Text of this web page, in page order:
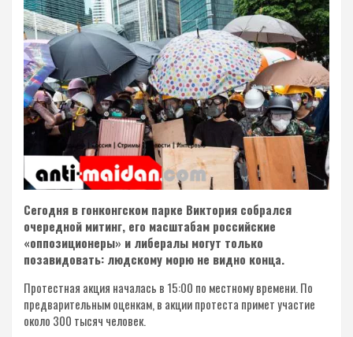
Сегодня в гонконгском парке Виктория собрался
очередной митинг, его масштабам российские
«оппозиционеры» и либералы могут только
позавидовать: людскому морю не видно конца.
Протестная акция началась в 15:00 по местному времени. По
предварительным оценкам, в акции протеста примет участие
около 300 тысяч человек.